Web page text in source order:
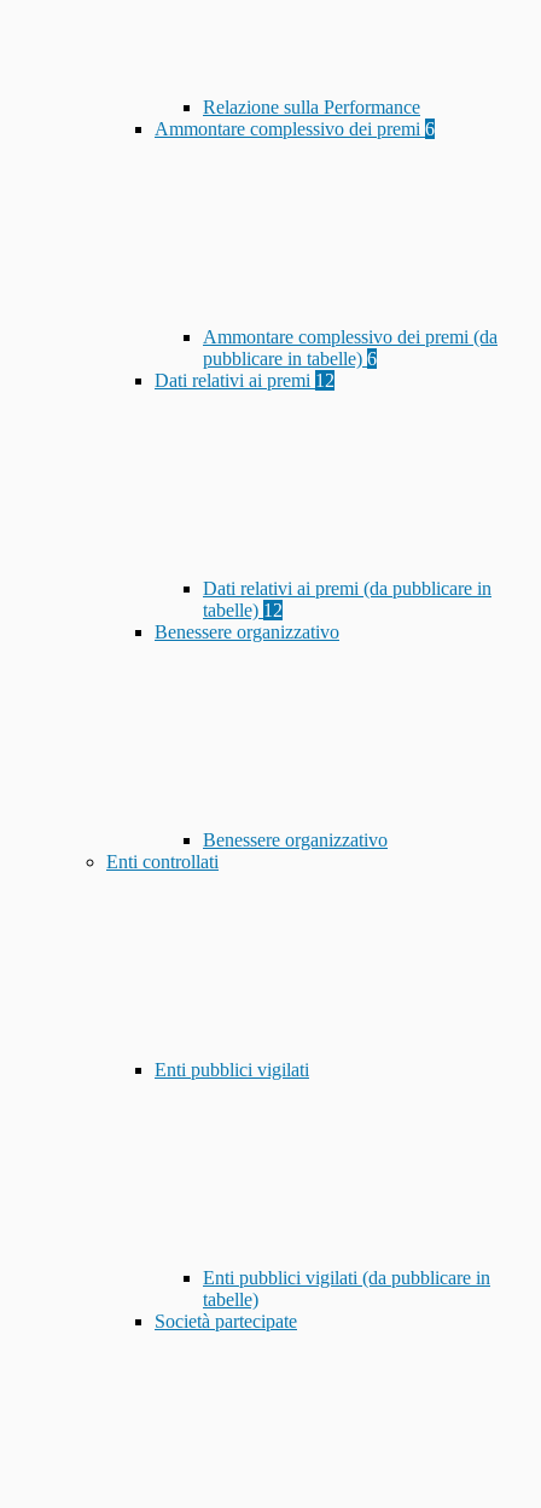
Relazione sulla Performance
Ammontare complessivo dei premi 6
Ammontare complessivo dei premi (da
pubblicare in tabelle) 6
Dati relativi ai premi 12
Dati relativi ai premi (da pubblicare in
tabelle) 12
Benessere organizzativo
Benessere organizzativo
Enti controllati
Enti pubblici vigilati
Enti pubblici vigilati (da pubblicare in
tabelle)
Società partecipate